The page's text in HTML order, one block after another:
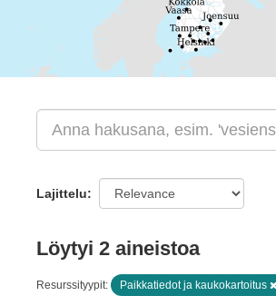
Lajittelu
Löytyi 2 aineistoa
Resurssityypit: Paikkatiedot ja kaukokartoitus